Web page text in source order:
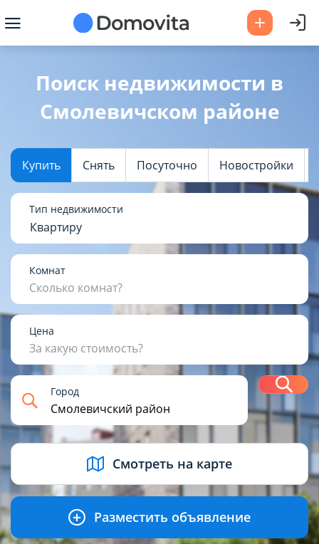
Поиск недвижимости в
Смолевичском районе
Купить Снять Посуточно Новостройки
Тип недвижимости
Квартиру
Комнат
Сколько комнат?
Цена
За какую стоимость?
USD BYN EUR RUB
Город
Смотреть на карте
Разместить объявление
район?